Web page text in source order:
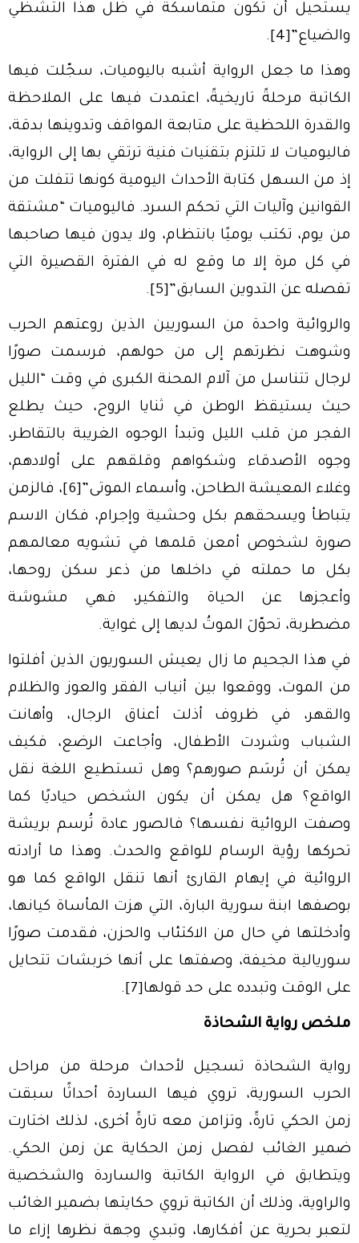
يستحيل أن تكون متماسكة في ظل هذا التشظي
والضياع”
.
وهذا ما جعل الرواية أشبه باليوميات، سجّلت فيها
الكاتبة مرحلةً تاريخيةً، اعتمدت فيها على الملاحظة
والقدرة اللحظية على متابعة المواقف وتدوينها بدقة،
فاليوميات لا تلتزم بتقنيات فنية ترتقي بها إلى الرواية،
إذ من السهل كتابة الأحداث اليومية كونها تتفلت من
القوانين وآليات التي تحكم السرد. فاليوميات “مشتقة
من يوم، تكتب يوميًا بانتظام، ولا يدون فيها صاحبها
في كل مرة إلا ما وقع له في الفترة القصيرة التي
تفصله عن التدوين السابق”
.
والروائية واحدة من السوريين الذين روعتهم الحرب
وشوهت نظرتهم إلى من حولهم، فرسمت صورًا
لرجال تتناسل من آلام المحنة الكبرى في وقت “الليل
حيث يستيقظ الوطن في ثنايا الروح، حيث يطلع
الفجر من قلب الليل وتبدأ الوجوه الغريبة بالتقاطر،
وجوه الأصدقاء وشكواهم وقلقهم على أولادهم،
وغلاء المعيشة الطاحن، وأسماء الموتى”
، فالزمن
يتباطأ ويسحقهم بكل وحشية وإجرام، فكان الاسم
صورة لشخوص أمعن قلمها في تشويه معالمهم
بكل ما حملته في داخلها من ذعر سكن روحها،
وأعجزها عن الحياة والتفكير، فهي مشوشة
مضطربة، تحوّلَ الموتُ لديها إلى غواية.
في هذا الجحيم ما زال يعيش السوريون الذين أفلتوا
من الموت، ووقعوا بين أنياب الفقر والعوز والظلام
والقهر، في ظروف أذلت أعناق الرجال، وأهانت
الشباب وشردت الأطفال، وأجاعت الرضع، فكيف
يمكن أن تُرسَم صورهم؟ وهل تستطيع اللغة نقل
الواقع؟ هل يمكن أن يكون الشخص حياديًا كما
وصفت الروائية نفسها؟ فالصور عادة تُرسم بريشة
تحركها رؤية الرسام للواقع والحدث. وهذا ما أرادته
الروائية في إيهام القارئ أنها تنقل الواقع كما هو
بوصفها ابنة سورية البارة، التي هزت المأساة كيانها،
وأدخلتها في حال من الاكتئاب والحزن، فقدمت صورًا
سوريالية مخيفة، وصفتها على أنها خربشات تتحايل
على الوقت وتبدده على حد قولها
.
ملخص رواية الشحاذة
رواية الشحاذة تسجيل لأحداث مرحلة من مراحل
الحرب السورية، تروي فيها الساردة أحداثًا سبقت
زمن الحكي تارةً، وتزامن معه تارةً أخرى، لذلك اختارت
ضمير الغائب لفصل زمن الحكاية عن زمن الحكي.
ويتطابق في الرواية الكاتبة والساردة والشخصية
والراوية، وذلك أن الكاتبة تروي حكايتها بضمير الغائب
لتعبر بحرية عن أفكارها، وتبدي وجهة نظرها إزاء ما